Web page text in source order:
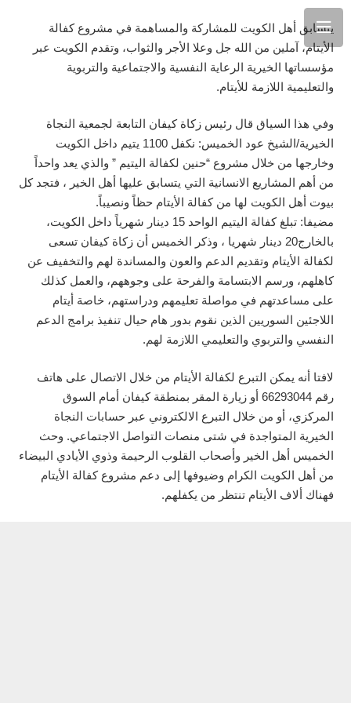
يتسابق أهل الكويت للمشاركة والمساهمة في مشروع كفالة
الأيتام، آملين من الله جل وعلا الأجر والثواب، وتقدم الكويت عبر
مؤسساتها الخيرية الرعاية النفسية والاجتماعية والتربوية
والتعليمية اللازمة للأيتام.
وفي هذا السياق قال رئيس زكاة كيفان التابعة لجمعية النجاة
الخيرية/الشيخ عود الخميس: نكفل 1100 يتيم داخل الكويت
وخارجها من خلال مشروع “حنين لكفالة اليتيم ” والذي يعد واحداً
من أهم المشاريع الانسانية التي يتسابق عليها أهل الخير ، فتجد كل
بيوت أهل الكويت لها من كفالة الأيتام حظاً ونصيباً.
مضيفا: تبلغ كفالة اليتيم الواحد 15 دينار شهرياً داخل الكويت،
بالخارج20 دينار شهريا ، وذكر الخميس أن زكاة كيفان تسعى
لكفالة الأيتام وتقديم الدعم والعون والمساندة لهم والتخفيف عن
كاهلهم، ورسم الابتسامة والفرحة على وجوههم، والعمل كذلك
على مساعدتهم في مواصلة تعليمهم ودراستهم، خاصة أيتام
اللاجئين السوريين الذين نقوم بدور هام حيال تنفيذ برامج الدعم
النفسي والتربوي والتعليمي اللازمة لهم.
لافتا أنه يمكن التبرع لكفالة الأيتام من خلال الاتصال على هاتف
رقم 66293044 أو زيارة المقر بمنطقة كيفان أمام السوق
المركزي، أو من خلال التبرع الالكتروني عبر حسابات النجاة
الخيرية المتواجدة في شتى منصات التواصل الاجتماعي. وحث
الخميس أهل الخير وأصحاب القلوب الرحيمة وذوي الأيادي البيضاء
من أهل الكويت الكرام وضيوفها إلى دعم مشروع كفالة الأيتام
فهناك ألاف الأيتام تنتظر من يكفلهم.